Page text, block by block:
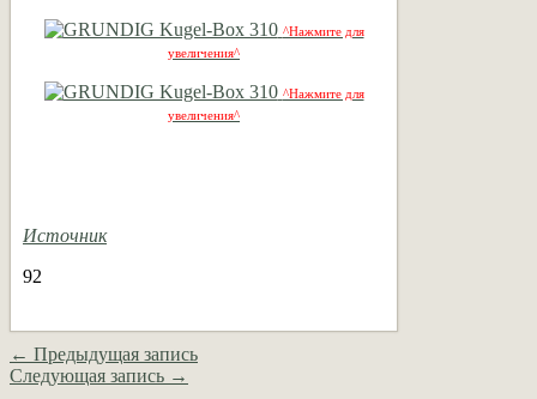
^Нажмите для
увеличения^
^Нажмите для
увеличения^
Источник
92
← Предыдущая запись
Следующая запись →